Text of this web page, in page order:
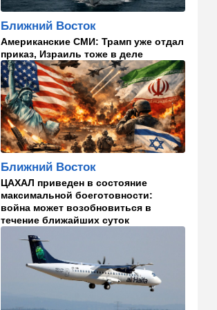
15:00 Культура
Звездное лето и водные
драконы в Израиле: куда
сходить с детьми на
каникулах
14:49 Стиль жизни
Спор, которому нет конца:
кто умнее - кошки или
собаки? Ученые дали ответ
14:41 Ближний Восток
Россия и Китай усиливают
поддержку Ирана: война с
США меняет баланс сил
14:18 Мнения
"Это ваше туда-сюда
страшно раздражает"
Транспорт
Ближний Восток
Американские СМИ: Трамп уже отдал
приказ, Израиль тоже в деле
Ближний Восток
ЦАХАЛ приведен в состояние
максимальной боеготовности:
война может возобновиться в
течение ближайших суток